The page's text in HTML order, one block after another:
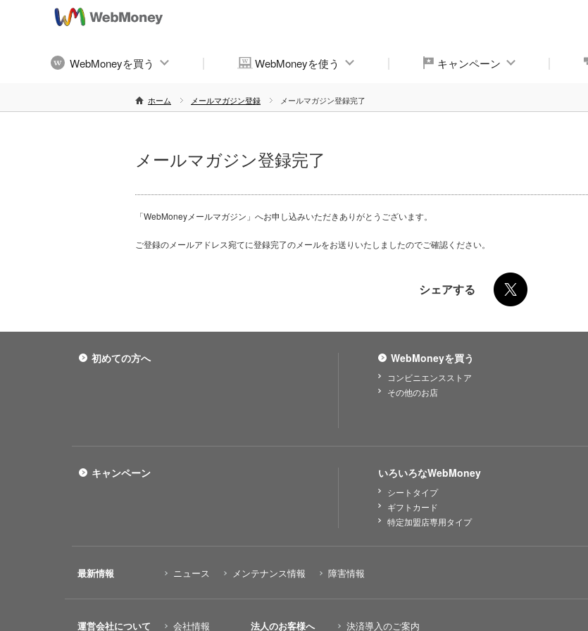
WebMoneyを買う WebMoneyを使う キャンペーン
ホーム メールマガジン登録 メールマガジン登録完了
メールマガジン登録完了
「WebMoneyメールマガジン」へお申し込みいただきありがとうございます。
ご登録のメールアドレス宛てに登録完了のメールをお送りいたしましたのでご確認ください。
シェアする
初めての方へ WebMoneyを買う
コンビニエンスストア
その他のお店
いろいろなWebMoney
シートタイプ
ギフトカード
特定加盟店専用タイプ
キャンペーン
最新情報 ニュース メンテナンス情報 障害情報
運営会社について 会社情報 法人のお客様へ 決済導入のご案内